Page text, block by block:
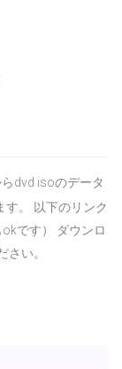
dvd isoのデータ
す。 以下のリンク
です） ダウンロ
い。